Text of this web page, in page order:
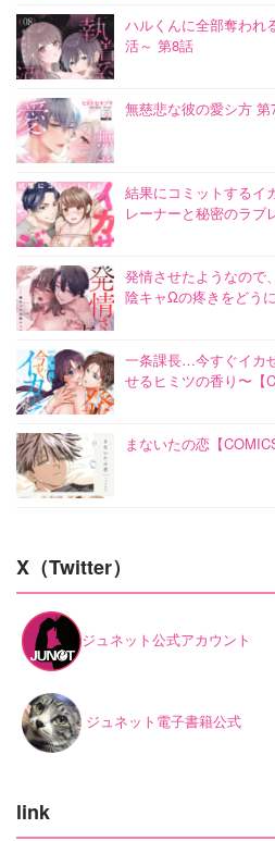
ハルくんに全部奪われ
活～ 第8話
無慈悲な彼の愛シ方 第
結果にコミットするイ
レーナーと秘密のラブ
発情させたようなので
陰キャΩの疼きをどう
一条課長…今すぐイカ
せるヒミツの香り〜【
まないたの恋【
X（Twitter）
ジュネット公式アカウント
ジュネット電子書籍公式
link